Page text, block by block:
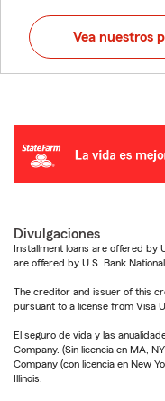
Vea nuestros
Divulgaciones
Installment loans are offered by
are offered by U.S. Bank
The creditor and issuer of this
pursuant to a license from Visa
El seguro de vida y las
Company. (Sin licencia en MA,
Company (con licencia en New
Illinois.